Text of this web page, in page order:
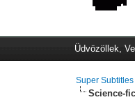
Üdvözöllek,
Super
Science-